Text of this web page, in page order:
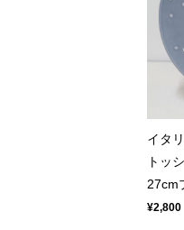
イタ
トッ
27cm
¥2,800